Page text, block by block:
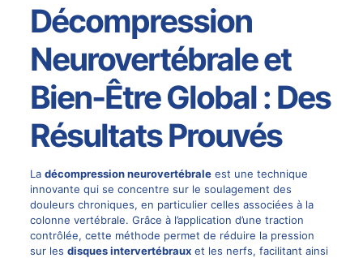
Décompression
Neurovertébrale et
Bien-Être Global : Des
Résultats Prouvés
La décompression neurovertébraleest une technique
innovante qui se concentre sur le soulagement des
douleurs chroniques, en particulier celles associées à la
colonne vertébrale. Grâce à l’application d’une traction
contrôlée, cette méthode permet de réduire la pression
sur les disques intervertébrauxet les nerfs, facilitant ainsi